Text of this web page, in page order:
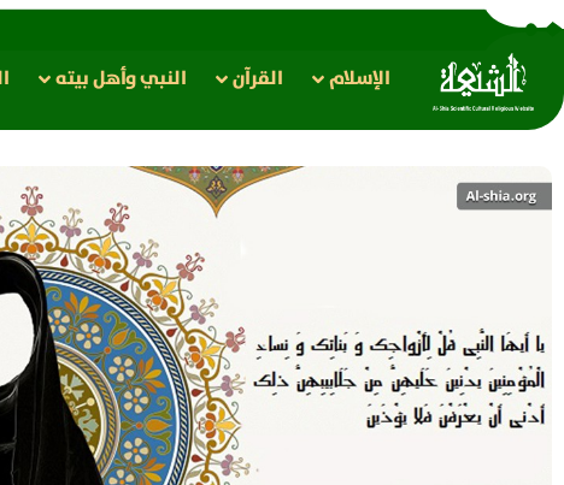
الإسلام القرآن النبي وأهل بيته